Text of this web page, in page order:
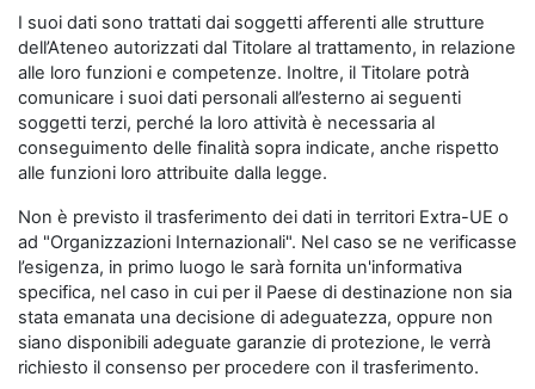
I suoi dati sono trattati dai soggetti afferenti alle strutture
dell’Ateneo autorizzati dal Titolare al trattamento, in relazione
alle loro funzioni e competenze. Inoltre, il Titolare potrà
comunicare i suoi dati personali all’esterno ai seguenti
soggetti terzi, perché la loro attività è necessaria al
conseguimento delle finalità sopra indicate, anche rispetto
alle funzioni loro attribuite dalla legge.
Non è previsto il trasferimento dei dati in territori Extra-UE o
ad "Organizzazioni Internazionali". Nel caso se ne verificasse
l’esigenza, in primo luogo le sarà fornita un'informativa
specifica, nel caso in cui per il Paese di destinazione non sia
stata emanata una decisione di adeguatezza, oppure non
siano disponibili adeguate garanzie di protezione, le verrà
richiesto il consenso per procedere con il trasferimento.